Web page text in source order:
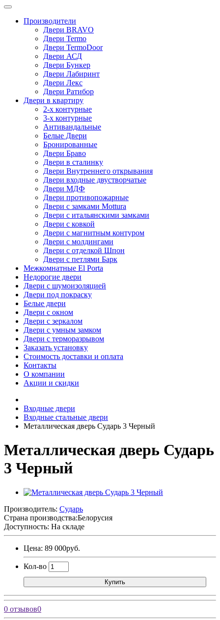
Производители
Двери BRAVO
Двери Termo
Двери TermoDoor
Двери АСД
Двери Бункер
Двери Лабиринт
Двери Лекс
Двери Ратибор
Двери в квартиру
2-х контурные
3-х контурные
Антивандальные
Белые Двери
Бронированные
Двери Браво
Двери в сталинку
Двери Внутреннего открывания
Двери входные двустворчатые
Двери МДФ
Двери противопожарные
Двери с замками Mottura
Двери с итальянскими замками
Двери с ковкой
Двери с магнитным контуром
Двери с молдингами
Двери с отделкой Шпон
Двери с петлями Барк
Межкомнатные El Porta
Недорогие двери
Двери с шумоизоляцией
Двери под покраску
Белые двери
Двери с окном
Двери с зеркалом
Двери с умным замком
Двери с терморазрывом
Заказать установку
Стоимость доставки и оплата
Контакты
О компании
Акции и скидки
Входные двери
Входные стальные двери
Металлическая дверь Сударь 3 Черный
Металлическая дверь Сударь
3 Черный
Производитель: Сударь
Страна производства:Белорусия
Доступность: На складе
Цена: 89 000руб.
Кол-во
Купить
0 отзывов0